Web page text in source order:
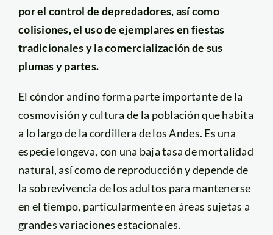
por el control de depredadores, así como
colisiones, el uso de ejemplares en fiestas
tradicionales y la comercialización de sus
plumas y partes.
El cóndor andino forma parte importante de la
cosmovisión y cultura de la población que habita
a lo largo de la cordillera de los Andes. Es una
especie longeva, con una baja tasa de mortalidad
natural, así como de reproducción y depende de
la sobrevivencia de los adultos para mantenerse
en el tiempo, particularmente en áreas sujetas a
grandes variaciones estacionales.